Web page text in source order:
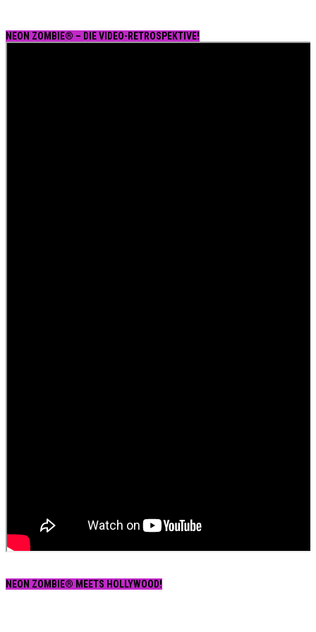
NEON ZOMBIE® – DIE VIDEO-RETROSPEKTIVE!
NEON ZOMBIE® MEETS HOLLYWOOD!